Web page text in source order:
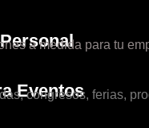
a medida para tu
Eventos
congresos, ferias,